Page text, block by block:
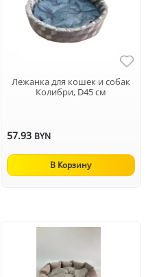
Лежанка для кошек и собак
Колибри, D45 см
57.93 BYN
В Корзину